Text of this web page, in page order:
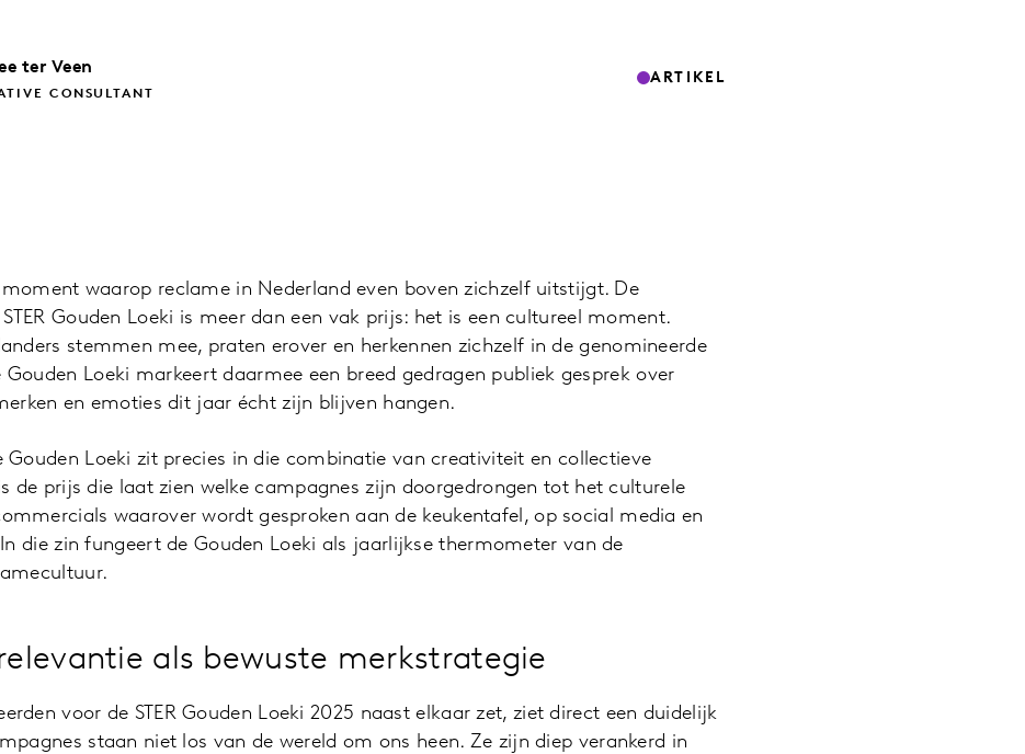
ter Veen
CONSULTANT
ARTIKEL
moment waarop reclame in Nederland even boven zichzelf uitstijgt. De
Gouden Loeki is meer dan een vak prijs: het is een cultureel moment.
stemmen mee, praten erover en herkennen zichzelf in de genomineerde
Loeki markeert daarmee een breed gedragen publiek gesprek over
en emoties dit jaar écht zijn blijven hangen.
Gouden Loeki zit precies in die combinatie van creativiteit en collectieve
de prijs die laat zien welke campagnes zijn doorgedrongen tot het culturele
waarover wordt gesproken aan de keukentafel, op social media en
die zin fungeert de Gouden Loeki als jaarlijkse thermometer van de
als bewuste merkstrategie
voor de STER Gouden Loeki 2025 naast elkaar zet, ziet direct een duidelijk
staan niet los van de wereld om ons heen. Ze zijn diep verankerd in